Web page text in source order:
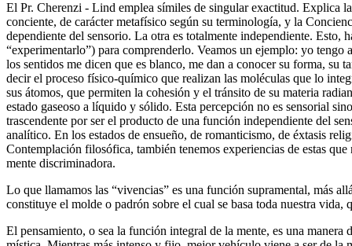
El Pr. Cherenzi - Lind emplea símiles de singular exactitud. Explica
conciente, de carácter metafísico según su terminología, y la
dependiente del sensorio. La otra es totalmente independiente. Esto,
“experimentarlo”) para comprenderlo. Veamos un ejemplo: yo tengo
los sentidos me dicen que es blanco, me dan a conocer su forma, su
decir el proceso físico-químico que realizan las moléculas que lo
sus átomos, que permiten la cohesión y el tránsito de su materia
estado gaseoso a líquido y sólido. Esta percepción no es sensorial
trascendente por ser el producto de una función independiente del
analítico. En los estados de ensueño, de romanticismo, de éxtasis
Contemplación filosófica, también tenemos experiencias de estas
mente discriminadora.
Lo que llamamos las “vivencias” es una función supramental, más
constituye el molde o padrón sobre el cual se basa toda nuestra vida,
El pensamiento, o sea la función integral de la mente, es una manera